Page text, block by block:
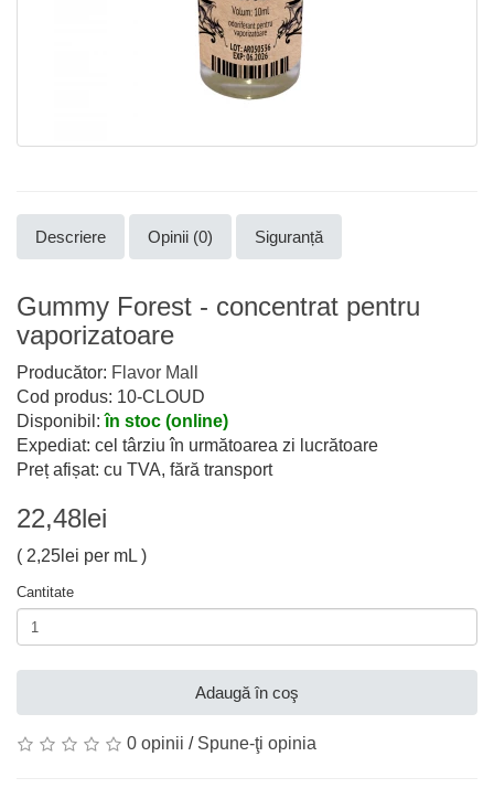
Descriere Opinii (0) Siguranță
Gummy Forest - concentrat pentru
vaporizatoare
Producător: Flavor Mall
Cod produs: 10-CLOUD
Disponibil:în stoc (online)
Expediat: cel târziu în următoarea zi lucrătoare
Preț afișat: cu TVA, fără transport
22,48lei
( 2,25lei per mL )
Cantitate
Adaugă în coş
0 opinii / Spune-ţi opinia